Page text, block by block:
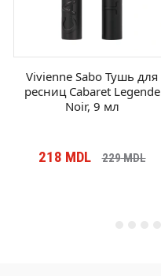
Vivienne Sabo Тушь для
ресниц Cabaret Legende
Noir, 9 мл
218 MDL 229MDL